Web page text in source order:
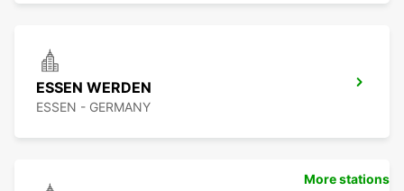
ESSEN WERDEN
ESSEN - GERMANY
More stations